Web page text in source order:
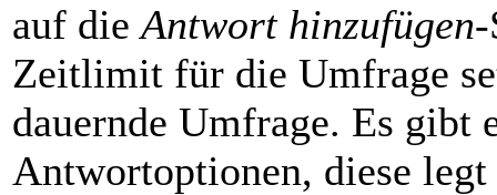
auf dieAntwort hinzufügen
Zeitlimit für die Umfrage
dauernde Umfrage. Es gibt
Antwortoptionen, diese